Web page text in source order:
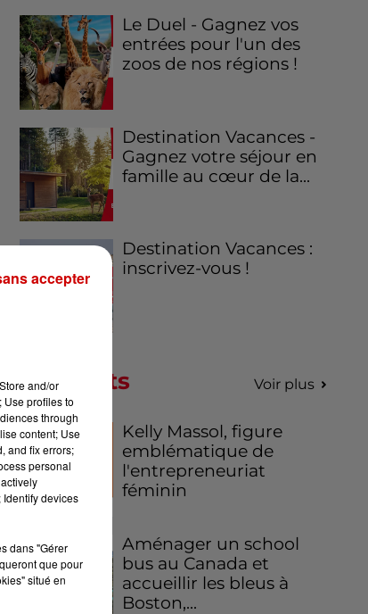
Le Duel - Gagnez vos
entrées pour l'un des
zoos de nos régions !
Destination Vacances -
Gagnez votre séjour en
famille au cœur de la...
Destination Vacances :
inscrivez-vous !
Podcasts Voir plus
Kelly Massol, figure
emblématique de
l'entrepreneuriat
féminin
Aménager un school
bus au Canada et
accueillir les bleus à
Boston,...
and/or
profiles to
through
content; Use
and fix errors;
personal
devices
dans "Gérer
que pour
situé en
accepter